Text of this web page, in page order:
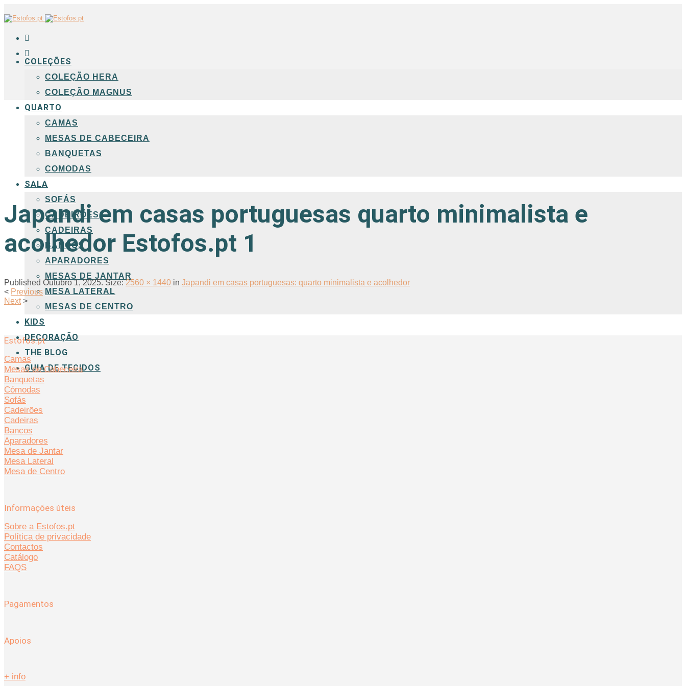
COLEÇÕES
COLEÇÃO HERA
COLEÇÃO MAGNUS
QUARTO
CAMAS
MESAS DE CABECEIRA
BANQUETAS
COMODAS
SALA
SOFÁS
CADEIRÕES
CADEIRAS
BANCOS
APARADORES
MESAS DE JANTAR
MESA LATERAL
MESAS DE CENTRO
KIDS
DECORAÇÃO
THE BLOG
GUIA DE TECIDOS
Japandi em casas portuguesas quarto minimalista e
acolhedor Estofos.pt 1
Published Outubro 1, 2025. Size:2560 × 1440 in Japandi em casas portuguesas: quarto minimalista e acolhedor
< Previous
Next >
Estofos.pt
Camas
Mesas de Cabeceira
Banquetas
Cómodas
Sofás
Cadeirões
Cadeiras
Bancos
Aparadores
Mesa de Jantar
Mesa Lateral
Mesa de Centro
Informações úteis
Sobre a Estofos.pt
Política de privacidade
Contactos
Catálogo
FAQS
Pagamentos
Apoios
+ info